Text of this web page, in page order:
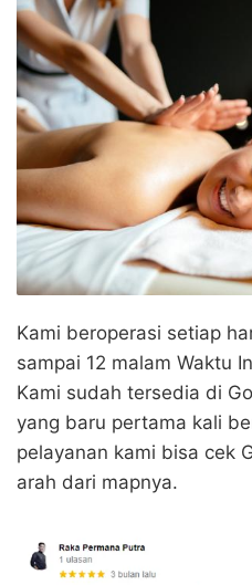
Kami beroperasi setiap
sampai 12 malam Waktu
Kami sudah tersedia di
yang baru pertama kali
pelayanan kami bisa cek
arah dari mapnya.